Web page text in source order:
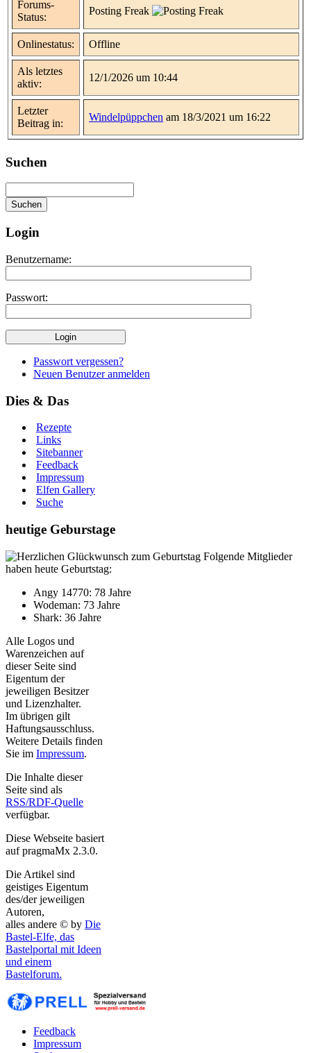
Forums-
Status:
Posting Freak
Onlinestatus: Offline
Als letztes
aktiv:
12/1/2026 um 10:44
Letzter
Beitrag in:
Windelpüppchen am 18/3/2021 um 16:22
Suchen
Login
Benutzername:
Passwort:
Passwort vergessen?
Neuen Benutzer anmelden
Dies & Das
Rezepte
Links
Sitebanner
Feedback
Impressum
Elfen Gallery
Suche
heutige Geburstage
Folgende Mitglieder
haben heute Geburtstag:
Angy 14770: 78 Jahre
Wodeman: 73 Jahre
Shark: 36 Jahre
Alle Logos und
Warenzeichen auf
dieser Seite sind
Eigentum der
jeweiligen Besitzer
und Lizenzhalter.
Im übrigen gilt
Haftungsausschluss.
Weitere Details finden
Sie im Impressum.
Die Inhalte dieser
Seite sind als
RSS/RDF-Quelle
verfügbar.
Diese Webseite basiert
auf pragmaMx 2.3.0.
Die Artikel sind
geistiges Eigentum
des/der jeweiligen
Autoren,
alles andere © by Die
Bastel-Elfe, das
Bastelportal mit Ideen
und einem
Bastelforum.
Feedback
Impressum